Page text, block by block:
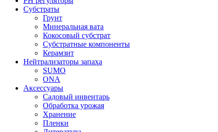
Субстраты
Грунт
Минеральная вата
Кокосовый субстрат
Субстратные компоненты
Керамзит
Нейтрализаторы запаха
SUMO
ONA
Аксессуары
Садовый инвентарь
Обработка урожая
Хранение
Пленки